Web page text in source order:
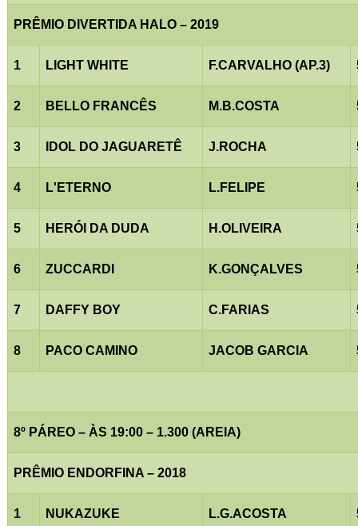
PRÊMIO DIVERTIDA HALO – 2019
1 LIGHT WHITE F.CARVALHO (AP.3)
2 BELLO FRANCÊS M.B.COSTA
3 IDOL DO JAGUARETÊ J.ROCHA
4 L'ETERNO L.FELIPE
5 HERÓI DA DUDA H.OLIVEIRA
6 ZUCCARDI K.GONÇALVES
7 DAFFY BOY C.FARIAS
8 PACO CAMINO JACOB GARCIA
8º PÁREO – ÀS 19:00 – 1.300 (AREIA)
PRÊMIO ENDORFINA – 2018
1 NUKAZUKE L.G.ACOSTA